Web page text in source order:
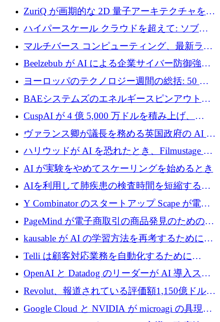
規模拡大に向けて 400 万ポンド以上を確保
ZuriQ が画期的な 2D 量子アーキテクチャを拡
張するために 2,550 万ドルを調達
ハイパースケール クラウドを超えて: ソブリ
ン コンピューティングに対する DFINITY の
ビジョン
マルチバース コンピューティング、最新ラウ
ンドで最大 5 億 7,000 万ドルを目標
Beelzebub が AI による企業サイバー防御強化
のために 300 万ユーロを調達
ヨーロッパのテクノロジー週間の総括: 50 以
上の取引に 10 億ユーロ以上を投資
BAEシステムズのエネルギースピンアウト原
子力タービンが1500万ポンドの資金調達でス
テルスから浮上
CuspAI が 4 億 5,000 万ドルを積み上げ、
Resist.UA が 5,000 万ユーロの基金を立ち上
げ、DSIT が廃止される
ヴァランス卿が議長を務める英国政府の AI タ
スクフォースが発足
ハリウッドが AI を恐れたとき、Filmustage は
代わりにプリプロダクションに賭けました
AI が実験をやめてスケーリングを始めるとき
AIを利用して肺疾患の検査時間を短縮する英
国のヘルステック挑戦者が1900万ドルを獲得
Y Combinator のスタートアップ Scape が電子
メールを再考するために 320 万ドルを調達し
てステルスから浮上
PageMind が電子商取引の商品発見のための
AI を拡張するために 120 万ユーロを調達
kausable が AI の学習方法を再考するために
1,200 万ユーロを調達
Telli は顧客対応業務を自動化するために
1,500 万ドルのシードを確保
OpenAI と Datadog のリーダーが AI 導入スタ
ートアップ Arrakis を支援
Revolut、報道されている評価額1,150億ドルで
の新たな二次株式売却を確認
Google Cloud と NVIDIA が microagi の具現化